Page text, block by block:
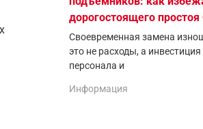
дорогостоящего
Своевременная замена
это не расходы, а
персонала и
Информация